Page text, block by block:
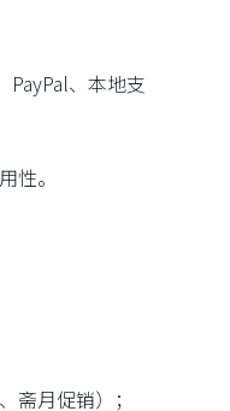
PayPal、本地支
性。
斋月促销）；